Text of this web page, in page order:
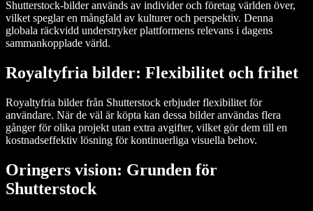
Shutterstock-bilder används av individer och företag världen över,
vilket speglar en mångfald av kulturer och perspektiv. Denna
globala räckvidd understryker plattformens relevans i dagens
sammankopplade värld.
Royaltyfria bilder: Flexibilitet och frihet
Royaltyfria bilder från Shutterstock erbjuder flexibilitet för
användare. När de väl är köpta kan dessa bilder användas flera
gånger för olika projekt utan extra avgifter, vilket gör dem till en
kostnadseffektiv lösning för kontinuerliga visuella behov.
Oringers vision: Grunden för
Shutterstock